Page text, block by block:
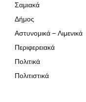
Σαμιακά
Δήμος
Αστυνομικά – Λιμενικά
Περιφερειακά
Πολιτικά
Πολιτιστικά